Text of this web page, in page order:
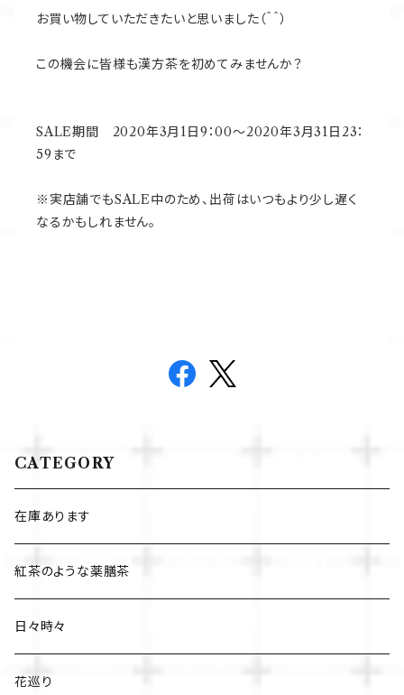
お買い物していただきたいと思いました（＾＾）
この機会に皆様も漢方茶を初めてみませんか？
SALE期間 2020年3月1日9：00～2020年3月31日23：
59まで
※実店舗でもSALE中のため、出荷はいつもより少し遅く
なるかもしれません。
CATEGORY
在庫あります
紅茶のような薬膳茶
日々時々
花巡り